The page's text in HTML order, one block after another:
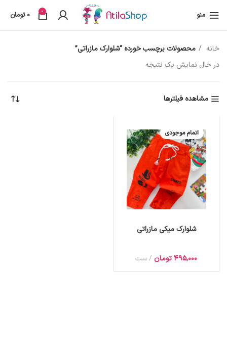
منو 0
0 تومان
خانه
محصولات برچسب خورده “شلوارک مازراتی”
در حال نمایش یک نتیجه
مشاهده فیلترها
اتمام موجودی
شلوارک میکی مازراتی
495,000 تومان ست